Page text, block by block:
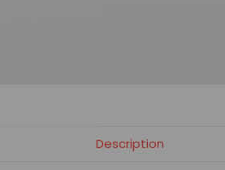
Description